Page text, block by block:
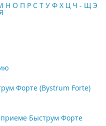
Н О П Р С Т У Ф Х Ц Ч - Щ Э
Форте (Bystrum Forte)
Быструм Форте